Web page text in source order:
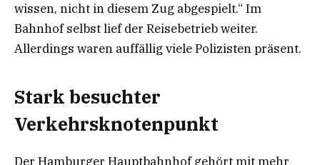
wissen, nicht in diesem Zug abgespielt.“ Im
Bahnhof selbst lief der Reisebetrieb weiter.
Allerdings waren auffällig viele Polizisten präsent.
Stark besuchter
Verkehrsknotenpunkt
Der Hamburger Hauptbahnhof gehört mit mehr